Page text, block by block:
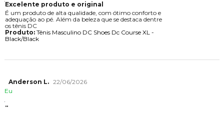
Excelente produto e original
É um produto de alta qualidade, com ótimo conforto e
adequação ao pé. Além da beleza que se destaca dentre
os tênis DC
Produto:Tênis Masculino DC Shoes Dc Course XL -
Black/Black
Anderson L. 22/06/2026
Eu
..